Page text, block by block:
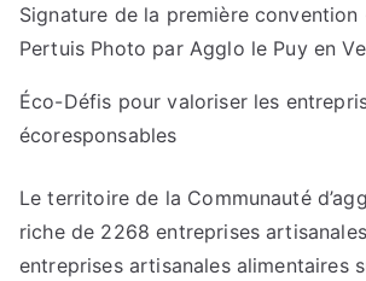
Signature de la première convention
Pertuis Photo par Agglo le Puy en
Éco-Défis pour valoriser les
écoresponsables
Le territoire de la Communauté
riche de 2268 entreprises
entreprises artisanales alimentaires